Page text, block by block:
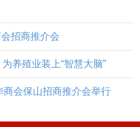
招商推介会
养殖业装上“智慧大脑”
会保山招商推介会举行